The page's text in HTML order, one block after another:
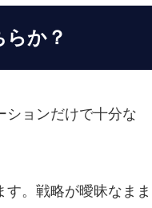
か？
ションだけで十分な
。戦略が曖昧なまま